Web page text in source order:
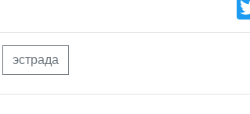
эстрада